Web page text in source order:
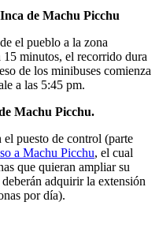
de Machu Picchu
el pueblo a la zona
minutos, el recorrido dura
de los minibuses comienza
a las 5:45 pm.
Machu Picchu.
el puesto de control (parte
a Machu Picchu, el cual
que quieran ampliar su
adquirir la extensión
por día).